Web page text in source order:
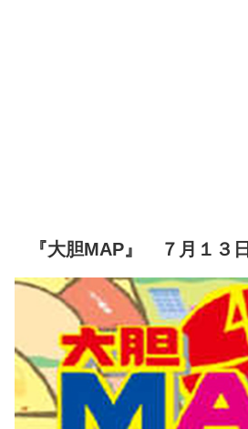
『大胆MAP』 ７月１３日